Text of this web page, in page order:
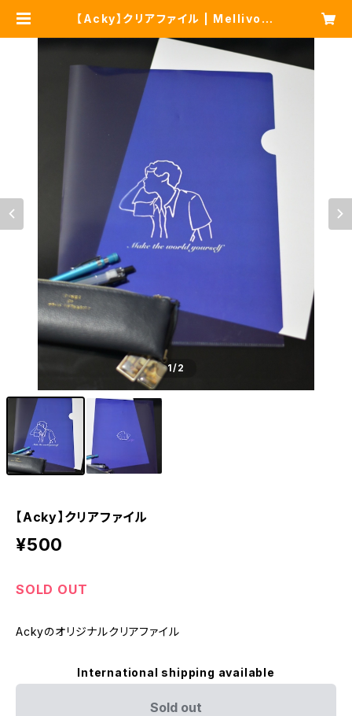
【Acky】クリアファイル | Mellivora
1/2
【Acky】クリアファイル
¥500
SOLD OUT
Ackyのオリジナルクリアファイル
International shipping available
Sold out